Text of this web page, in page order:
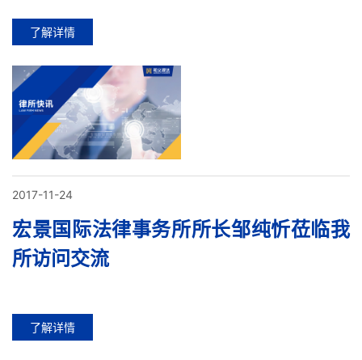
了解详情
2017-11-24
宏景国际法律事务所所长邹纯忻莅临我
所访问交流
了解详情